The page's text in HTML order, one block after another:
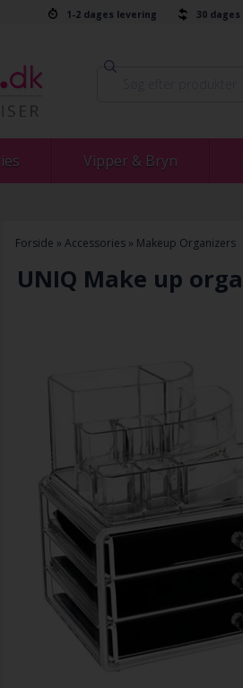
1-2 dages levering 30
Vipper & Bryn
Forside » Accessories» Makeup Organizers
UNIQ Make up